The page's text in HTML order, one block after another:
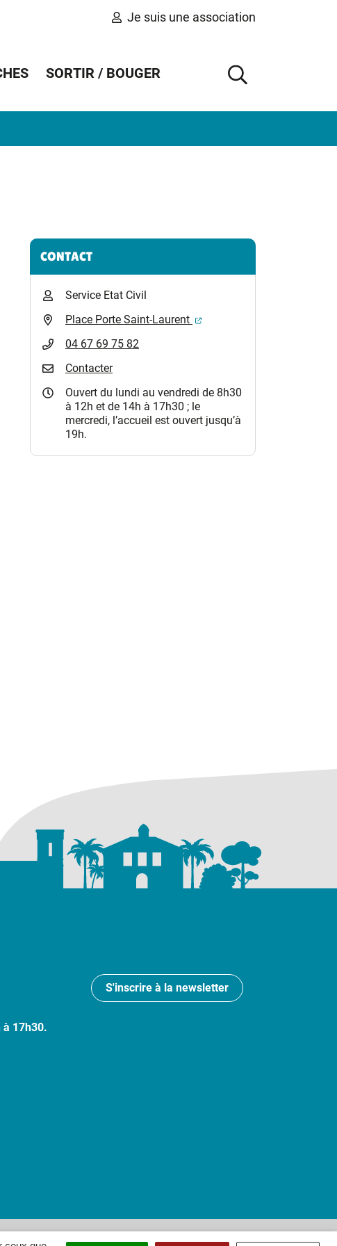
Je suis une association
SORTIR / BOUGER
AFFICHER
Informations complémentaires
CONTACT
Service Etat Civil
Place Porte Saint-Laurent
(ouverture dans un nouvel
04 67 69 75 82
Contacter
Ouvert du lundi au vendredi de 8h30
à 12h et de 14h à 17h30 ; le
mercredi, l’accueil est ouvert jusqu’à
19h.
à 17h30.
S'inscrire à la newsletter